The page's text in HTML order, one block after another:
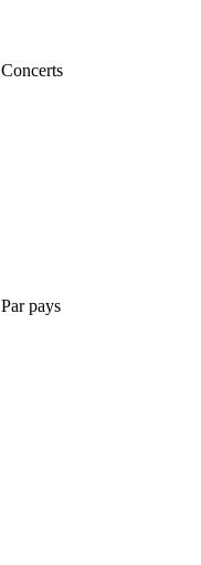
Concerts
Par pays